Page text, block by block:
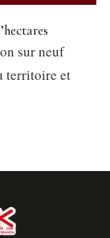
sur neuf
territoire et